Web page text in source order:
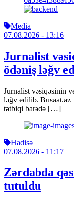
Media
07.08.2026 - 13:16
Jurnalist
ödəniş ləğv
Jurnalist vəsiqəsinin
ləğv edilib.
tətbiqi barədə […]
Hadisə
07.08.2026 - 11:17
Zərdabda
tutuldu